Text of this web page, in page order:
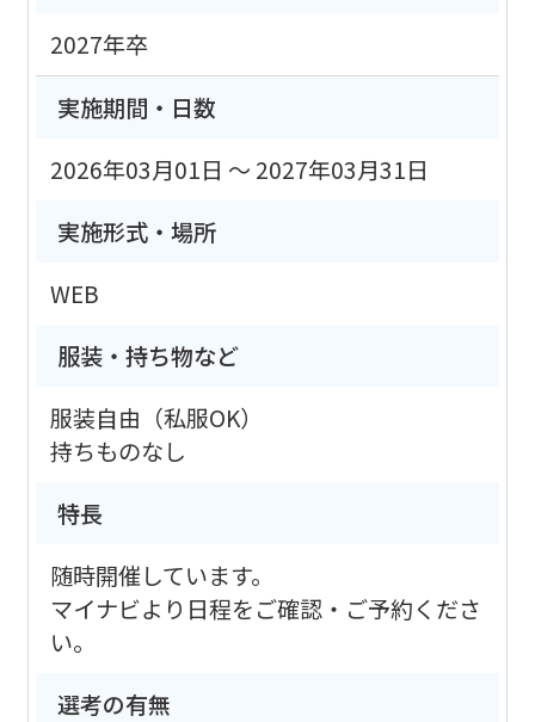
2027年卒
実施期間・日数
2026年03月01日 ～ 2027年03月31日
実施形式・場所
WEB
服装・持ち物など
服装自由（私服OK）
持ちものなし
特長
随時開催しています。
マイナビより日程をご確認・ご予約くださ
い。
選考の有無